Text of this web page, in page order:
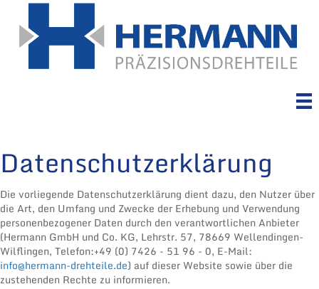
Datenschutzerklärung
Die vorliegende Datenschutzerklärung dient dazu, den Nutzer über
die Art, den Umfang und Zwecke der Erhebung und Verwendung
personenbezogener Daten durch den verantwortlichen Anbieter
(Hermann GmbH und Co. KG, Lehrstr. 57, 78669 Wellendingen-
Wilflingen, Telefon:+49 (0) 7426 - 51 96 - 0, E-Mail:
info@hermann-drehteile.de) auf dieser Website sowie über die
zustehenden Rechte zu informieren.